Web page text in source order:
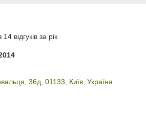
відгуків за рік
36д, 01133, Київ, Україна